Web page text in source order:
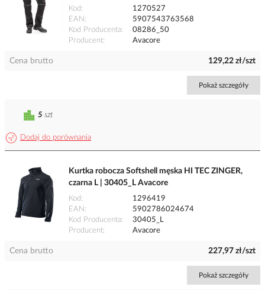
Kod
1270527
EAN
5907543763568
Kod Producenta
08286_50
Producent
Avacore
Cena brutto 129,22 zł/szt
Pokaż szczegóły
Dodaj do porównania
5 szt
Kurtka robocza Softshell męska HI TEC ZINGER,
czarna L | 30405_L Avacore
Kod
1296419
EAN
5902786024674
Kod Producenta
30405_L
Producent
Avacore
Cena brutto 227,97 zł/szt
Pokaż szczegóły